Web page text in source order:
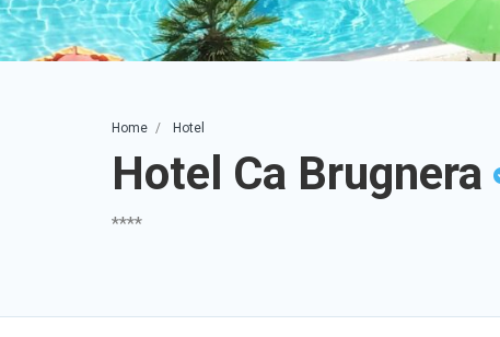
Home Hotel
Hotel Ca Brugnera
****